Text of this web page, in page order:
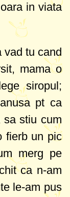
in viata
vad tu cand
mama o
siropul;
pt ca
sa stiu cum
fierb un pic
merg pe
ca n-am
le-am pus